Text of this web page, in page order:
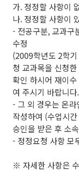
가. 정정할 사항이
나. 정정할 사항이
- 전공구분, 교과구
수정
(2009학년도 2학
청 교과목을 신청
확인 하시어 재이
여 주시기 바랍니다
- 그 외 경우는 온
작성하여 (수업시
승인을 받은 후 소
- 정정요청 사항 모
※ 자세한 사항은